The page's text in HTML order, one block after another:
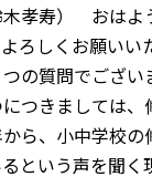
孝寿） おはよ
ろしくお願いい
の質問でござい
つきましては、
ら、小中学校の
という声を聞く